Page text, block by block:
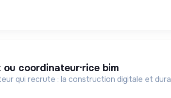
ou coordinateur·rice bim
qui recrute : la construction digitale et